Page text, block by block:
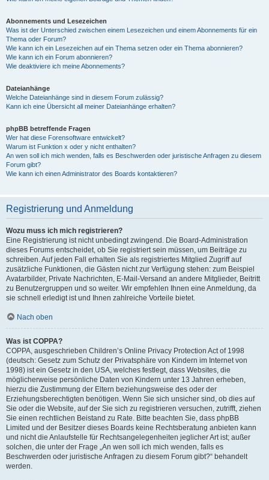
Abonnements und Lesezeichen
Was ist der Unterschied zwischen einem Lesezeichen und einem Abonnements für ein
Thema oder Forum?
Wie kann ich ein Lesezeichen auf ein Thema setzen oder ein Thema abonnieren?
Wie kann ich ein Forum abonnieren?
Wie deaktiviere ich meine Abonnements?
Dateianhänge
Welche Dateianhänge sind in diesem Forum zulässig?
Kann ich eine Übersicht all meiner Dateianhänge erhalten?
phpBB betreffende Fragen
Wer hat diese Forensoftware entwickelt?
Warum ist Funktion x oder y nicht enthalten?
An wen soll ich mich wenden, falls es Beschwerden oder juristische Anfragen zu diesem
Forum gibt?
Wie kann ich einen Administrator des Boards kontaktieren?
Registrierung und Anmeldung
Wozu muss ich mich registrieren?
Eine Registrierung ist nicht unbedingt zwingend. Die Board-Administration
dieses Forums entscheidet, ob Sie registriert sein müssen, um Beiträge zu
schreiben. Auf jeden Fall erhalten Sie als registriertes Mitglied Zugriff auf
zusätzliche Funktionen, die Gästen nicht zur Verfügung stehen: zum Beispiel
Avatarbilder, Private Nachrichten, E-Mail-Versand an andere Mitglieder, Beitritt
zu Benutzergruppen und so weiter. Wir empfehlen Ihnen eine Anmeldung, da
sie schnell erledigt ist und Ihnen zahlreiche Vorteile bietet.
Nach oben
Was ist COPPA?
COPPA, ausgeschrieben Children’s Online Privacy Protection Act of 1998
(deutsch: Gesetz zum Schutz der Privatsphäre von Kindern im Internet von
1998) ist ein Gesetz in den USA, welches festlegt, dass Websites, die
möglicherweise persönliche Daten von Kindern unter 13 Jahren erheben,
hierzu die Zustimmung der Eltern beziehungsweise des oder der
Erziehungsberechtigten benötigen. Wenn Sie sich unsicher sind, ob dies auf
Sie oder die Website, auf der Sie sich zu registrieren versuchen, zutrifft, ziehen
Sie einen rechtlichen Beistand zu Rate. Bitte beachten Sie, dass phpBB
Limited und der Besitzer dieses Boards keine Rechtsberatung anbieten kann
und nicht die Anlaufstelle für Rechtsangelegenheiten jeglicher Art ist; außer
solchen, die unter der Frage „An wen soll ich mich wenden, falls es
Beschwerden oder juristische Anfragen zu diesem Forum gibt?“ behandelt
werden.